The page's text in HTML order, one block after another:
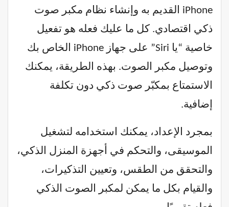
iPhone القديم به وإنشاء نظام مكبر صوت
ذكي اقتصادي. كل ما عليك فعله هو تفعيل
خاصية “يا Siri” على جهاز iPhone الخاص بك
وتوصيل مكبر الصوت. بهذه الطريقة، يمكنك
الاستمتاع بمكبّر صوت ذكي دون تكلفة
إضافية.
بمجرد الإعداد، يمكنك استخدامه لتشغيل
الموسيقى، والتحكم في أجهزة المنزل الذكي،
والتحقق من الطقس، وتعيين التذكيرات،
والقيام بكل ما يمكن لمكبر الصوت الذكي